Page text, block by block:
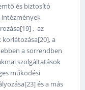
és biztosító
intézmények
, az
a
a sorrendben
szolgáltatások
működési
és a más